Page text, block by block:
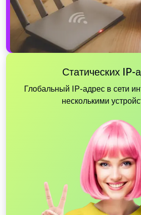
Статических IP-
Глобальный IP-адрес в сети
несколькими